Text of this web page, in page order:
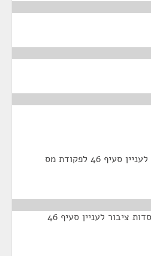
הצעת אישור מוסדות ציבור לעניין סעיף 46 לפקודת מס
אני רוצה לעבור לאישור מוסדות ציבור לעניין סעיף 46